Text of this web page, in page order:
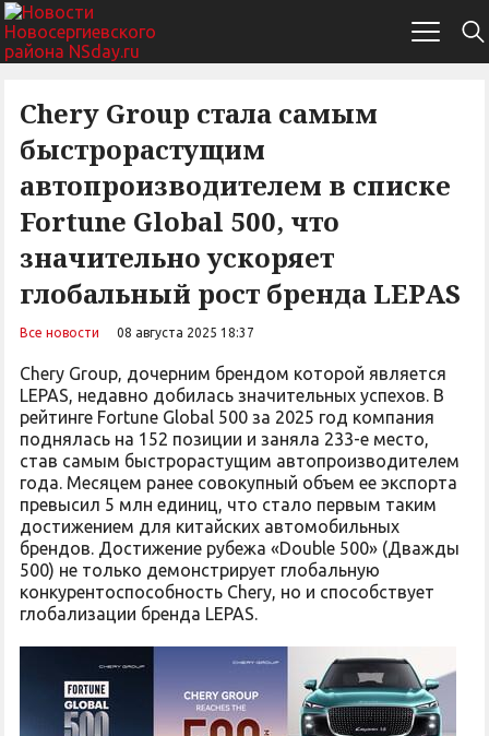
Chery Group стала самым
быстрорастущим
автопроизводителем в списке
Fortune Global 500, что
значительно ускоряет
глобальный рост бренда LEPAS
Все новости 08 августа 2025 18:37
Chery Group, дочерним брендом которой является
LEPAS, недавно добилась значительных успехов. В
рейтинге Fortune Global 500 за 2025 год компания
поднялась на 152 позиции и заняла 233-е место,
став самым быстрорастущим автопроизводителем
года. Месяцем ранее совокупный объем ее экспорта
превысил 5 млн единиц, что стало первым таким
достижением для китайских автомобильных
брендов. Достижение рубежа «Double 500» (Дважды
500) не только демонстрирует глобальную
конкурентоспособность Chery, но и способствует
глобализации бренда LEPAS.